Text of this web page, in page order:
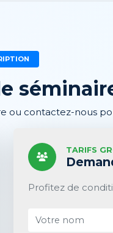
ou contactez-nous
TARIFS
Profitez de